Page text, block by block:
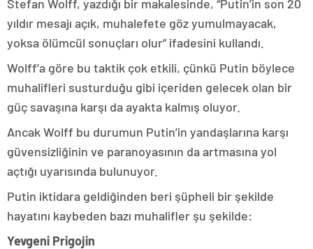
Stefan Wolff, yazdığı bir makalesinde, “Putin’in son 20
yıldır mesajı açık, muhalefete göz yumulmayacak,
yoksa ölümcül sonuçları olur” ifadesini kullandı.
Wolff’a göre bu taktik çok etkili, çünkü Putin böylece
muhalifleri susturduğu gibi içeriden gelecek olan bir
güç savaşına karşı da ayakta kalmış oluyor.
Ancak Wolff bu durumun Putin’in yandaşlarına karşı
güvensizliğinin ve paranoyasının da artmasına yol
açtığı uyarısında bulunuyor.
Putin iktidara geldiğinden beri şüpheli bir şekilde
hayatını kaybeden bazı muhalifler şu şekilde:
Yevgeni Prigojin